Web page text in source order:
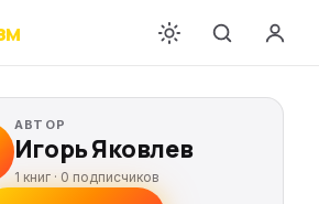
АВТОР
Игорь Яковлев
1 книг · 0 подписчиков